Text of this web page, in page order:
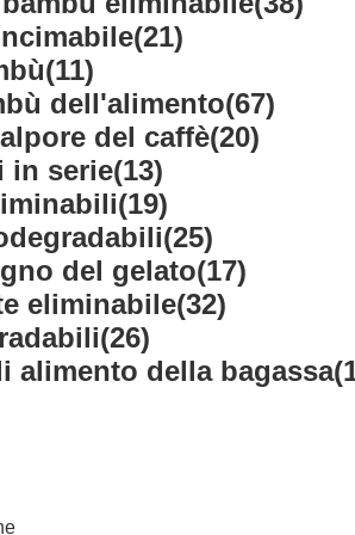
(21)
(11)
dell'alimento(67)
del caffè(20)
in serie(13)
(19)
(25)
del gelato(17)
eliminabile(32)
(26)
alimento della bagassa